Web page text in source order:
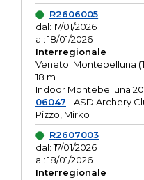
R2606005
dal: 17/01/2026
al: 18/01/2026
Interregionale
Veneto: Montebelluna
18 m
Indoor Montebelluna
06047 - ASD Archery
Pizzo, Mirko
R2607003
dal: 17/01/2026
al: 18/01/2026
Interregionale